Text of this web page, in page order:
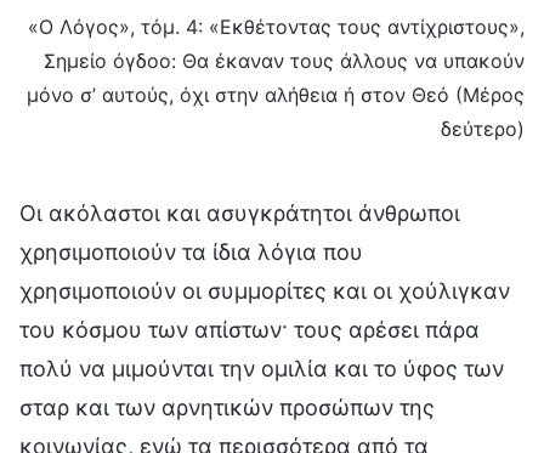
«Ο Λόγος», τόμ. 4: «Εκθέτοντας τους αντίχριστους»,
Σημείο όγδοο: Θα έκαναν τους άλλους να υπακούν
μόνο σ’ αυτούς, όχι στην αλήθεια ή στον Θεό (Μέρος
δεύτερο)
Οι ακόλαστοι και ασυγκράτητοι άνθρωποι
χρησιμοποιούν τα ίδια λόγια που
χρησιμοποιούν οι συμμορίτες και οι χούλιγκαν
του κόσμου των απίστων· τους αρέσει πάρα
πολύ να μιμούνται την ομιλία και το ύφος των
σταρ και των αρνητικών προσώπων της
κοινωνίας, ενώ τα περισσότερα από τα